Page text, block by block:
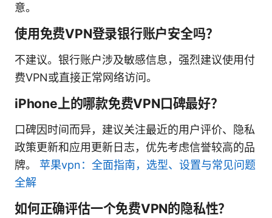
意。
使用免费VPN登录银行账户安全吗？
不建议。银行账户涉及敏感信息，强烈建议使用付
费VPN或直接正常网络访问。
iPhone上的哪款免费VPN口碑最好？
口碑因时间而异，建议关注最近的用户评价、隐私
政策更新和应用更新日志，优先考虑信誉较高的品
牌。 苹果vpn：全面指南，选型、设置与常见问题
全解
如何正确评估一个免费VPN的隐私性？